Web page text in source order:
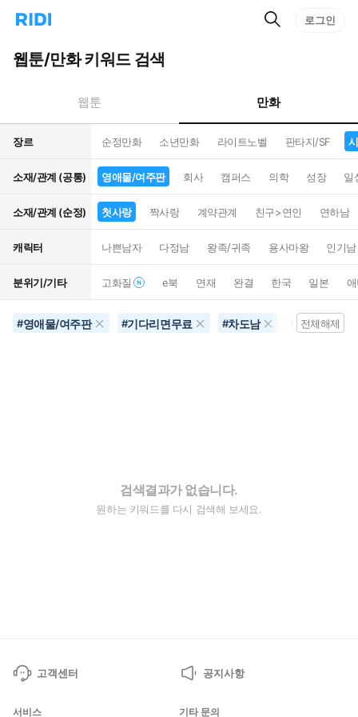
리
홈
으
턴
트
검
로그인
웹툰/만화 키워드 검색
웹툰 만화
장르 순정만화 소년만화 라이트노벨 판타지/SF
소재/관계 (공통) 영애물/여주판 회사 캠퍼스 의학 성장 일
소재/관계 (순정) 첫사랑 짝사랑 계약관계 친구>연인 연하남
캐릭터 나쁜남자 다정남 왕족/귀족 용사마왕 인기남
분위기/기타 고화질 e북 연재 완결 한국 일본
#영애물/여주판 #기다리면무료 #차도남 시대/역사물
전체해제
검색결과가 없습니다.
원하는 키워드를 다시 검색해 보세요.
고객센터 공지사항
서비스 기타 문의